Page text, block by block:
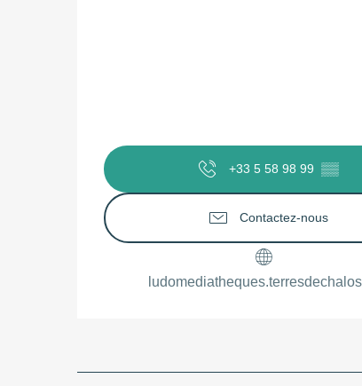
+33 5 58 98 99 ▒▒
Contactez-nous